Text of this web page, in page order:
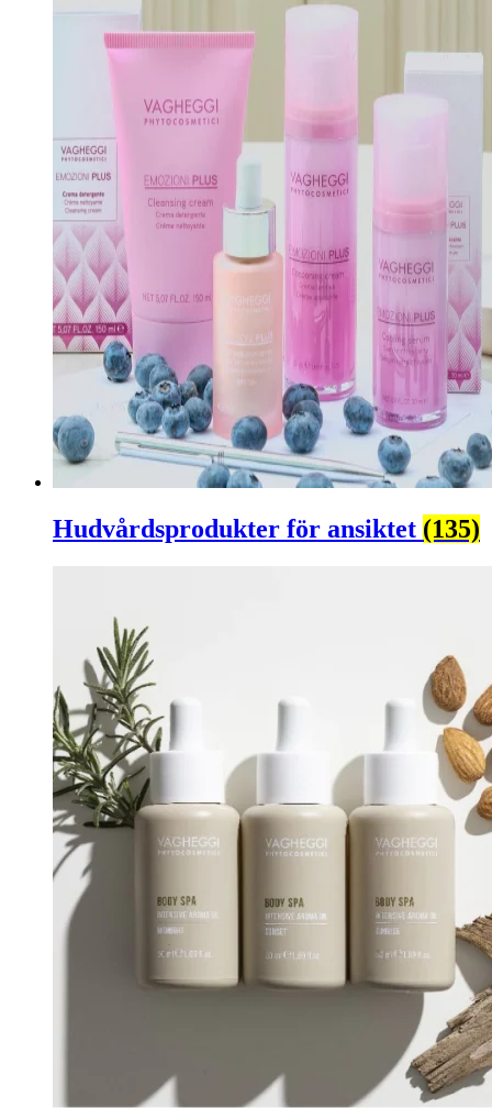
Hudvårdsprodukter för ansiktet (135)